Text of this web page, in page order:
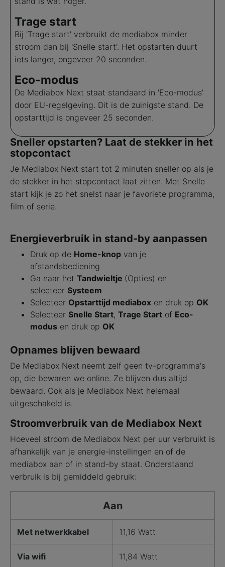
Trage start
Bij 'Trage start' verbruikt de mediabox minder
stroom dan bij 'Snelle start'. Het opstarten duurt
iets langer, ongeveer 20 seconden.
Eco-modus
De Mediabox Next staat standaard in 'Eco-modus'
door EU-regelgeving. Dit is de zuinigste stand. De
opstarttijd is ongeveer 25 seconden.
Sneller opstarten? Laat de stekker in het
stopcontact
Je Mediabox Next start tot 2 minuten sneller op als je
de stekker in het stopcontact laat zitten. Met Snelle
start kijk je zo het snelst naar je favoriete programma,
film of serie.
Energieverbruik in stand-by aanpassen
Druk op de Home-knop van je
afstandsbediening
Ga naar het Tandwieltje (Opties) en
selecteer Systeem
Selecteer Opstarttijd mediabox en druk op OK
Selecteer Snelle Start, Trage Start of Eco-
modus en druk op OK
Opnames blijven bewaard
De Mediabox Next neemt zelf geen tv-programma's
op, die bewaren we online. Ze blijven dus altijd
bewaard. Ook als je Mediabox Next helemaal
uitgeschakeld is.
Stroomverbruik van de Mediabox Next
Hoeveel stroom de Mediabox Next per uur verbruikt is
afhankelijk van je energie-instellingen en of de
mediabox aan of in stand-by staat. Onderstaand
verbruik is bij gemiddeld gebruik:
Aan
Met netwerkkabel 11,16 Watt
Via wifi 11,84 Watt